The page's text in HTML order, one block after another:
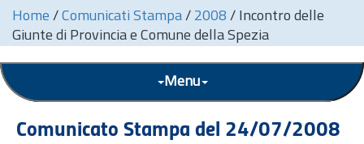
Home / Comunicati Stampa / 2008 / Incontro delle
Giunte di Provincia e Comune della Spezia
Menu
Comunicato Stampa del 24/07/2008